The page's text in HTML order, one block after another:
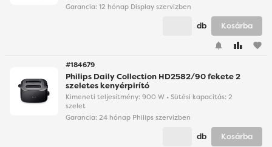
Garancia: 12 hónap Display szervizben
favorite
db Kosárba
#184679
Philips Daily Collection HD2582/90 fekete 2
szeletes kenyérpirító
Kimeneti teljesítmény: 900 W • Sütési kapacitás: 2
szelet
Garancia: 24 hónap Philips szervizben
db Kosárba